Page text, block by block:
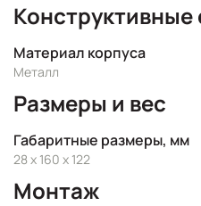
Конструктивные
Материал корпуса
Металл
Размеры и вес
Габаритные размеры, мм
28 x 160 x 122
Монтаж